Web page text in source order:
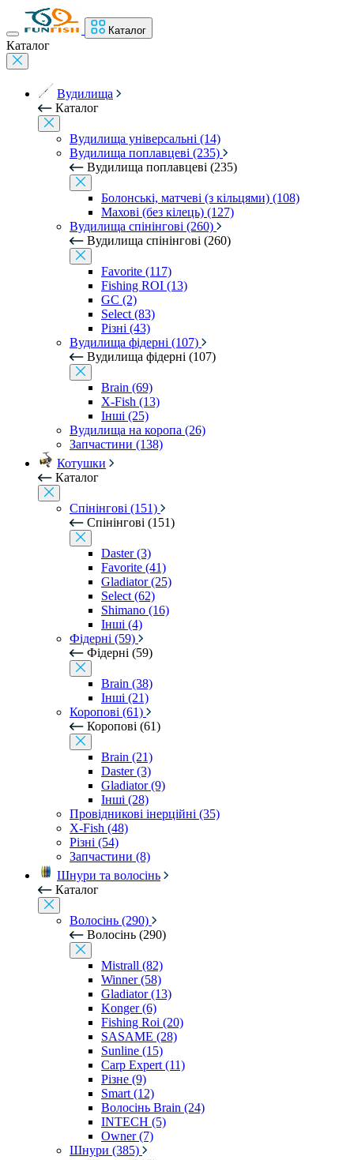
Каталог
Каталог
Вудилища
Каталог
Вудилища універсальні (14)
Вудилища поплавцеві (235)
Вудилища поплавцеві (235)
Болонські, матчеві (з кільцями) (108)
Махові (без кілець) (127)
Вудилища спінінгові (260)
Вудилища спінінгові (260)
Favorite (117)
Fishing ROI (13)
GC (2)
Select (83)
Різні (43)
Вудилища фідерні (107)
Вудилища фідерні (107)
Brain (69)
X-Fish (13)
Інші (25)
Вудилища на коропа (26)
Запчастини (138)
Котушки
Каталог
Спінінгові (151)
Спінінгові (151)
Daster (3)
Favorite (41)
Gladiator (25)
Select (62)
Shimano (16)
Інші (4)
Фідерні (59)
Фідерні (59)
Brain (38)
Інші (21)
Коропові (61)
Коропові (61)
Brain (21)
Daster (3)
Gladiator (9)
Інші (28)
Провідникові інерційні (35)
X-Fish (48)
Різні (54)
Запчастини (8)
Шнури та волосінь
Каталог
Волосінь (290)
Волосінь (290)
Mistrall (82)
Winner (58)
Gladiator (13)
Konger (6)
Fishing Roi (20)
SASAME (28)
Sunline (15)
Carp Expert (11)
Різне (9)
Smart (12)
Волосінь Brain (24)
INTECH (5)
Owner (7)
Шнури (385)